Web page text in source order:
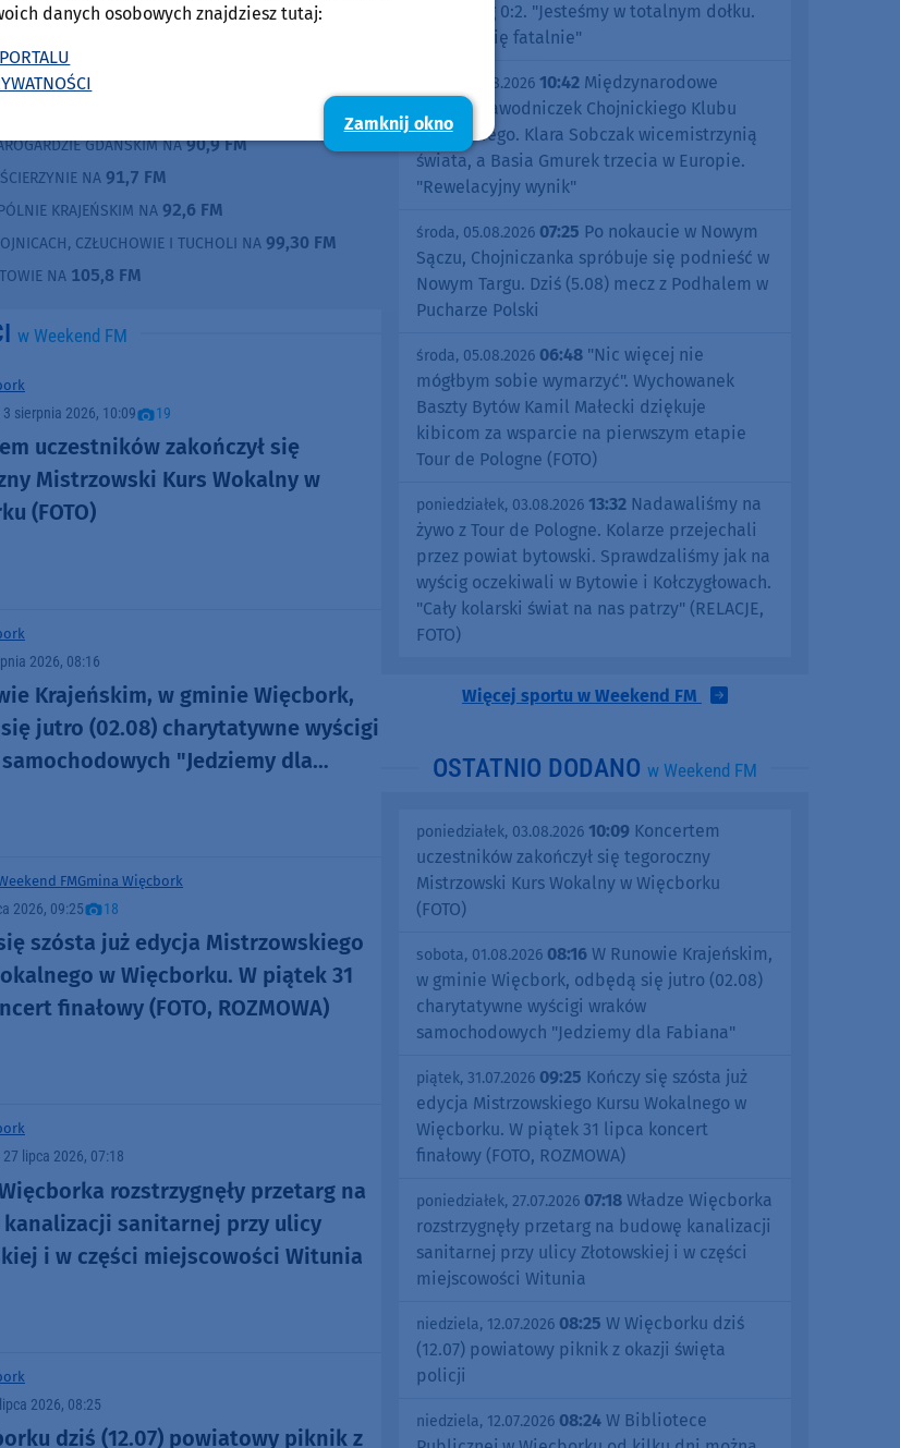
usłyszysz też w radiu Weekend
w:
GDAŃSKIM NA90,9 FM
NA 91,7 FM
KRAJEŃSKIM NA 92,6 FM
CZŁUCHOWIE I TUCHOLI NA 99,30 FM
NA 105,8 FM
w Weekend FM
3 sierpnia 2026, 10:09 19
uczestników zakończył się
Mistrzowski Kurs Wokalny w
(FOTO)
2026, 08:16
Krajeńskim, w gminie Więcbork,
jutro (02.08) charytatywne wyścigi
"Jedziemy dla
FMGmina Więcbork
2026, 09:25 18
szósta już edycja Mistrzowskiego
w Więcborku. W piątek 31
finałowy (FOTO, ROZMOWA)
27 lipca 2026, 07:18
rozstrzygnęły przetarg na
kanalizacji sanitarnej przy ulicy
i w części miejscowości Witunia
2026, 08:25
dziś (12.07) powiatowy piknik z
Nowy Targ 0:2. "Jesteśmy w totalnym dołku.
Czujemy się fatalnie"
środa, 05.08.2026 10:42 Międzynarodowe
sukcesy zawodniczek Chojnickiego Klubu
Żeglarskiego. Klara Sobczak wicemistrzynią
świata, a Basia Gmurek trzecia w Europie.
"Rewelacyjny wynik"
środa, 05.08.2026 07:25 Po nokaucie w Nowym
Sączu, Chojniczanka spróbuje się podnieść w
Nowym Targu. Dziś (5.08) mecz z Podhalem w
Pucharze Polski
środa, 05.08.2026 06:48 "Nic więcej nie
mógłbym sobie wymarzyć". Wychowanek
Baszty Bytów Kamil Małecki dziękuje
kibicom za wsparcie na pierwszym etapie
Tour de Pologne (FOTO)
poniedziałek, 03.08.2026 13:32 Nadawaliśmy na
żywo z Tour de Pologne. Kolarze przejechali
przez powiat bytowski. Sprawdzaliśmy jak na
wyścig oczekiwali w Bytowie i Kołczygłowach.
"Cały kolarski świat na nas patrzy" (RELACJE,
FOTO)
Więcej sportu w Weekend FM
OSTATNIO DODANO w Weekend FM
poniedziałek, 03.08.2026 10:09 Koncertem
uczestników zakończył się tegoroczny
Mistrzowski Kurs Wokalny w Więcborku
(FOTO)
sobota, 01.08.2026 08:16 W Runowie Krajeńskim,
w gminie Więcbork, odbędą się jutro (02.08)
charytatywne wyścigi wraków
samochodowych "Jedziemy dla Fabiana"
piątek, 31.07.2026 09:25 Kończy się szósta już
edycja Mistrzowskiego Kursu Wokalnego w
Więcborku. W piątek 31 lipca koncert
finałowy (FOTO, ROZMOWA)
poniedziałek, 27.07.2026 07:18 Władze Więcborka
rozstrzygnęły przetarg na budowę kanalizacji
sanitarnej przy ulicy Złotowskiej i w części
miejscowości Witunia
niedziela, 12.07.2026 08:25 W Więcborku dziś
(12.07) powiatowy piknik z okazji święta
policji
niedziela, 12.07.2026 08:24 W Bibliotece
danych osobowych znajdziesz tutaj:
Zamknij okno